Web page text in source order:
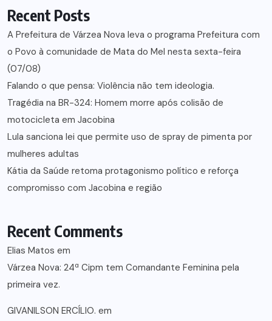
Recent Posts
A Prefeitura de Várzea Nova leva o programa Prefeitura com
o Povo à comunidade de Mata do Mel nesta sexta-feira
(07/08)
Falando o que pensa: Violência não tem ideologia.
Tragédia na BR-324: Homem morre após colisão de
motocicleta em Jacobina
Lula sanciona lei que permite uso de spray de pimenta por
mulheres adultas
Kátia da Saúde retoma protagonismo político e reforça
compromisso com Jacobina e região
Recent Comments
Elias Matos em
Várzea Nova: 24ª Cipm tem Comandante Feminina pela
primeira vez.
GIVANILSON ERCÍLIO. em